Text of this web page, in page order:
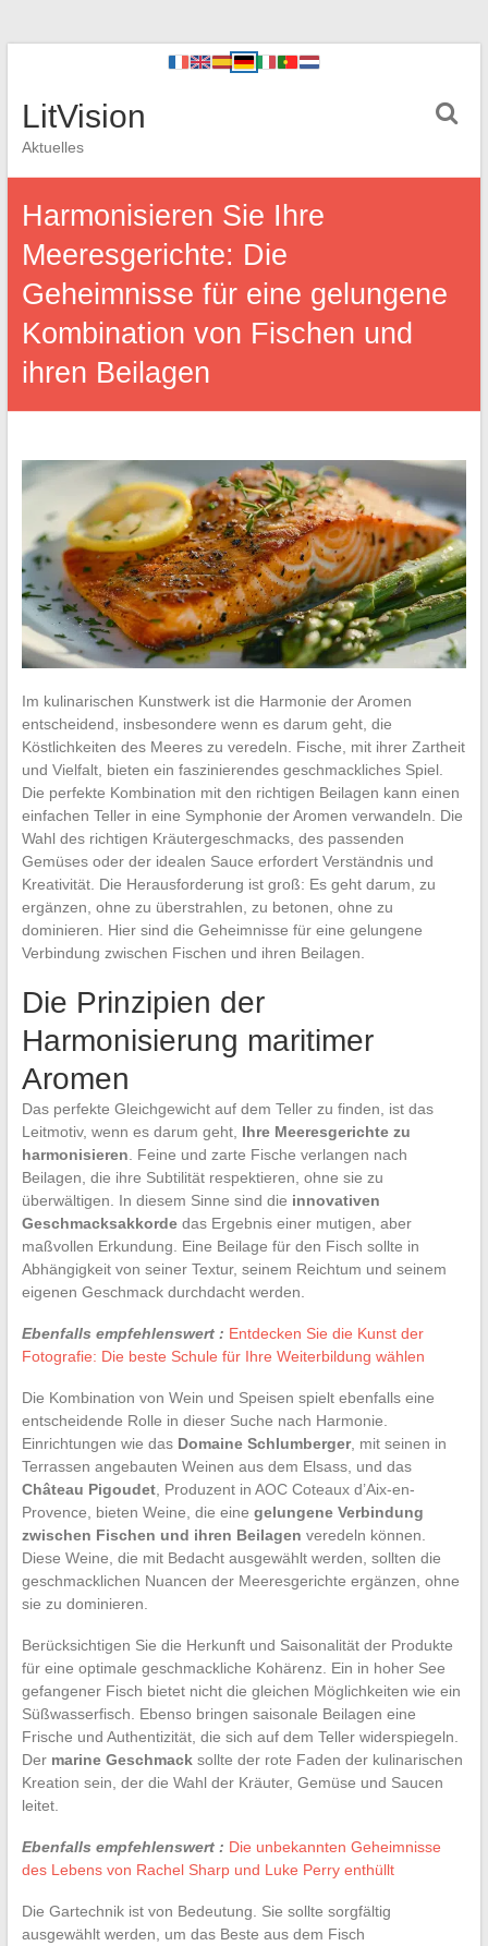
LitVision
Aktuelles
Harmonisieren Sie Ihre
Meeresgerichte: Die
Geheimnisse für eine gelungene
Kombination von Fischen und
ihren Beilagen
Im kulinarischen Kunstwerk ist die Harmonie der Aromen
entscheidend, insbesondere wenn es darum geht, die
Köstlichkeiten des Meeres zu veredeln. Fische, mit ihrer Zartheit
und Vielfalt, bieten ein faszinierendes geschmackliches Spiel.
Die perfekte Kombination mit den richtigen Beilagen kann einen
einfachen Teller in eine Symphonie der Aromen verwandeln. Die
Wahl des richtigen Kräutergeschmacks, des passenden
Gemüses oder der idealen Sauce erfordert Verständnis und
Kreativität. Die Herausforderung ist groß: Es geht darum, zu
ergänzen, ohne zu überstrahlen, zu betonen, ohne zu
dominieren. Hier sind die Geheimnisse für eine gelungene
Verbindung zwischen Fischen und ihren Beilagen.
Die Prinzipien der
Harmonisierung maritimer
Aromen
Das perfekte Gleichgewicht auf dem Teller zu finden, ist das
Leitmotiv, wenn es darum geht, Ihre Meeresgerichte zu
harmonisieren . Feine und zarte Fische verlangen nach
Beilagen, die ihre Subtilität respektieren, ohne sie zu
überwältigen. In diesem Sinne sind die innovativen
Geschmacksakkordedas Ergebnis einer mutigen, aber
maßvollen Erkundung. Eine Beilage für den Fisch sollte in
Abhängigkeit von seiner Textur, seinem Reichtum und seinem
eigenen Geschmack durchdacht werden.
Ebenfalls empfehlenswert : Entdecken Sie die Kunst der
Fotografie: Die beste Schule für Ihre Weiterbildung wählen
Die Kombination von Wein und Speisen spielt ebenfalls eine
entscheidende Rolle in dieser Suche nach Harmonie.
Einrichtungen wie das Domaine Schlumberger, mit seinen in
Terrassen angebauten Weinen aus dem Elsass, und das
Château Pigoudet, Produzent in AOC Coteaux d’Aix-en-
Provence, bieten Weine, die eine gelungene Verbindung
zwischen Fischen und ihren Beilagen veredeln können.
Diese Weine, die mit Bedacht ausgewählt werden, sollten die
geschmacklichen Nuancen der Meeresgerichte ergänzen, ohne
sie zu dominieren.
Berücksichtigen Sie die Herkunft und Saisonalität der Produkte
für eine optimale geschmackliche Kohärenz. Ein in hoher See
gefangener Fisch bietet nicht die gleichen Möglichkeiten wie ein
Süßwasserfisch. Ebenso bringen saisonale Beilagen eine
Frische und Authentizität, die sich auf dem Teller widerspiegeln.
Der marine Geschmacksollte der rote Faden der kulinarischen
Kreation sein, der die Wahl der Kräuter, Gemüse und Saucen
leitet.
Ebenfalls empfehlenswert : Die unbekannten Geheimnisse
des Lebens von Rachel Sharp und Luke Perry enthüllt
Die Gartechnik ist von Bedeutung. Sie sollte sorgfältig
ausgewählt werden, um das Beste aus dem Fisch